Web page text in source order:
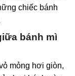
chiếc bánh
bánh mì
mỏng hơi giòn,